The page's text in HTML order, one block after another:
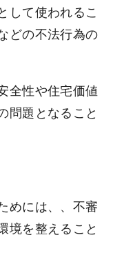
して使われるこ
どの不法行為の
全性や住宅価値
問題となること
めには、、不審
境を整えること